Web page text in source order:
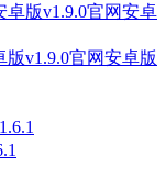
v1.9.0官网安卓版